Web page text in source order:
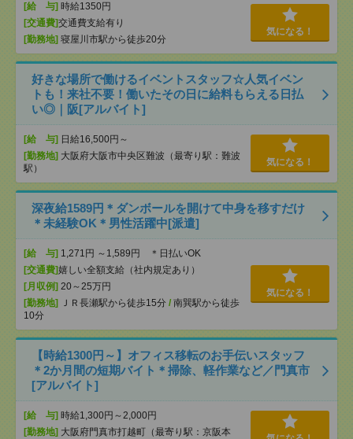
[給 与] 時給1350円
[交通費]交通費支給有り
[勤務地] 寝屋川市駅から徒歩20分
気になる！
好きな場所で働けるイベントスタッフ☆人気イベン
トも！来社不要！働いたその日に給料もらえる日払
い◎｜阪[アルバイト]
[給 与] 日給16,500円～
[勤務地] 大阪府大阪市中央区難波（最寄り駅：難波
駅）
気になる！
深夜給1589円＊ダンボールを開けて中身を移すだけ
＊未経験OK＊男性活躍中[派遣]
[給 与] 1,271円 ～1,589円 ＊日払いOK
[交通費]嬉しい全額支給（社内規定あり）
[月収例] 20～25万円
[勤務地]
ＪＲ長瀬駅から徒歩15分 / 南巽駅から徒歩
10分
気になる！
【時給1300円～】オフィス移転のお手伝いスタッフ
＊2か月間の短期バイト＊掃除、軽作業など／門真市
[アルバイト]
[給 与] 時給1,300円～2,000円
[勤務地] 大阪府門真市打越町（最寄り駅：京阪本